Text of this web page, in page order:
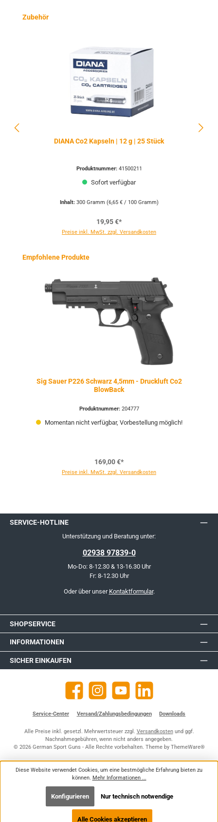
Produktgalerie überspringen
Zubehör
DIANA Co2 Kapseln | 12 g | 25 Stück
Produktnummer: 41500211
Sofort verfügbar
Inhalt: 300 Gramm (6,65 € / 100 Gramm)
19,95 €*
Preise inkl. MwSt. zzgl. Versandkosten
Produktgalerie überspringen
Empfohlene Produkte
Sig Sauer P226 Schwarz 4,5mm - Druckluft Co2
BlowBack
Produktnummer: 204777
Momentan nicht verfügbar, Vorbestellung möglich!
169,00 €*
Preise inkl. MwSt. zzgl. Versandkosten
SERVICE-HOTLINE
Unterstützung und Beratung unter:
02938 97839-0
Mo-Do: 8-12.30 & 13-16.30 Uhr
Fr: 8-12.30 Uhr
Oder über unser Kontaktformular.
SHOPSERVICE
INFORMATIONEN
SICHER EINKAUFEN
Facebook Instagram YouTube https://de.linkedin.com/company/
Service-Center Versand/Zahlungsbedingungen Downloads
Alle Preise inkl. gesetzl. Mehrwertsteuer zzgl. Versandkostenund ggf.
Nachnahmegebühren, wenn nicht anders angegeben.
© 2026 German Sport Guns - Alle Rechte vorbehalten. Theme by ThemeWare®
Diese Website verwendet Cookies, um eine bestmögliche Erfahrung bieten zu
können. Mehr Informationen ...
Nur technisch notwendige
Konfigurieren
Alle Cookies akzeptieren